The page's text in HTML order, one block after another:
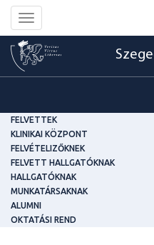
Toggle
navigation
FELVETTEK
KLINIKAI KÖZPONT
FELVÉTELIZŐKNEK
FELVETT HALLGATÓKNAK
HALLGATÓKNAK
MUNKATÁRSAKNAK
ALUMNI
OKTATÁSI REND